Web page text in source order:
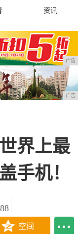
资讯
广告
广告
界上最
手机！
空间